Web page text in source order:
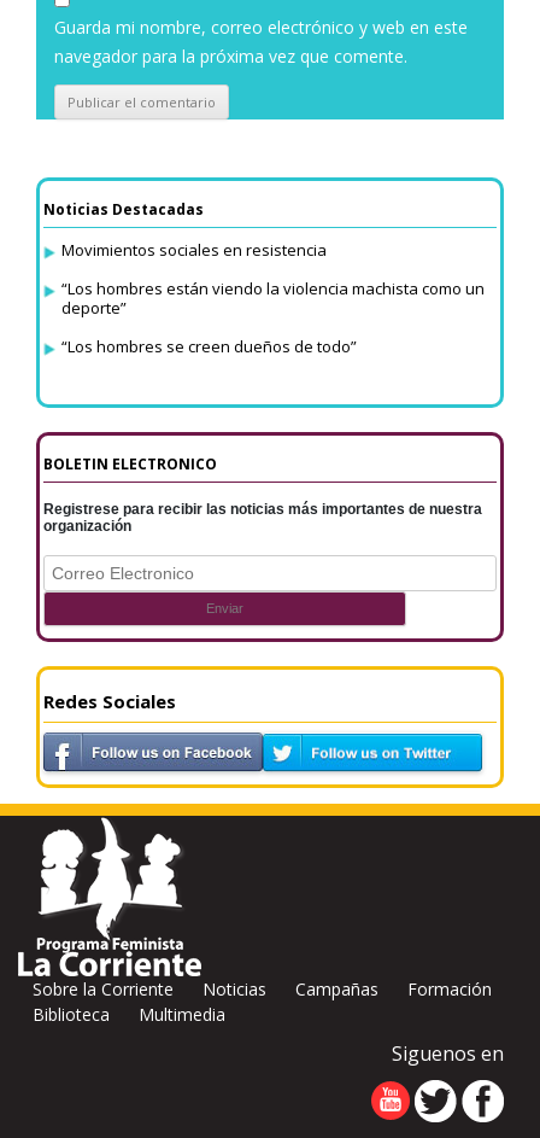
Guarda mi nombre, correo electrónico y web en este
navegador para la próxima vez que comente.
Noticias Destacadas
Movimientos sociales en resistencia
“Los hombres están viendo la violencia machista como un
deporte”
“Los hombres se creen dueños de todo”
BOLETIN ELECTRONICO
Registrese para recibir las noticias más importantes de nuestra
organización
Redes Sociales
Sobre la Corriente Noticias Campañas
Formación
Biblioteca
Multimedia
Siguenos en